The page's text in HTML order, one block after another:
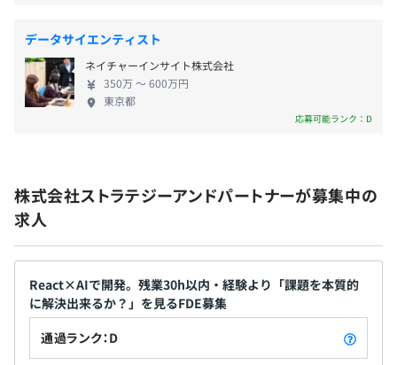
【開発環境】
■自社サービス
OS：Linux
言語：Python
■SES
各クライアント先による"
エンジニアは７名で構成されています。
試用期間あり：3カ月
データサイエンティスト
ネイチャーインサイト株式会社
350万 〜 600万円
東京都
応募可能ランク：D
株式会社ストラテジーアンドパートナーが募集中の
求人
React×AIで開発。残業30h以内・経験より「課題を本質的
に解決出来るか？」を見るFDE募集
通過ランク：D